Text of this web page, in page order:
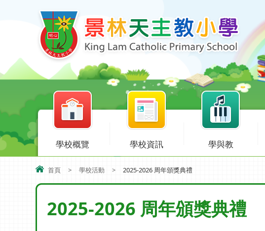
學校概覽 學校資訊 學與教
首頁 > 學校活動 > 2025-2026 周年頒獎典禮
2025-2026 周年頒獎典禮